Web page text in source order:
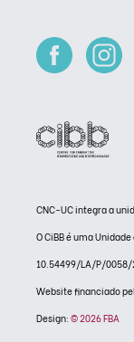
CNC-UC integra a
O CiBB é uma
10.54499/LA/P/
Website financiado
Design: © 2026 FBA